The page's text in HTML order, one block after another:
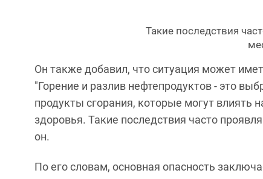
Такие последствия
Он также добавил, что ситуация может
"Горение и разлив нефтепродуктов - это
продукты сгорания, которые могут влиять
здоровья. Такие последствия часто
он.
По его словам, основная опасность